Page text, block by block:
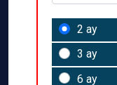
2 ay
3 ay
6 ay